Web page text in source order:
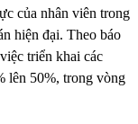
của nhân viên trong
hiện đại. Theo báo
triển khai các
lên 50%, trong vòng